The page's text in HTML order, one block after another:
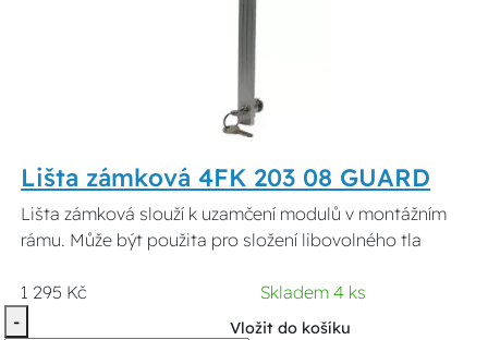
Lišta zámková 4FK 203 08 GUARD
Lišta zámková slouží k uzamčení modulů v montážním
rámu. Může být použita pro složení libovolného tla
1 295 Kč
Skladem 4 ks
-
Vložit do košíku